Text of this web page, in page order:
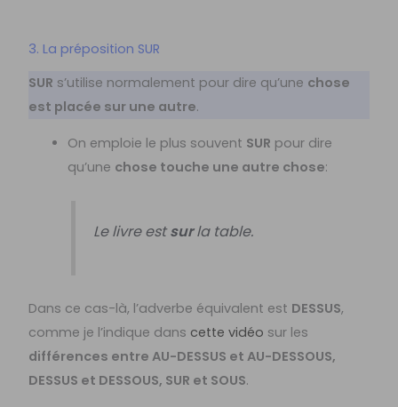
3. La préposition SUR
SUR s’utilise normalement pour dire qu’une chose
est placée sur une autre.
On emploie le plus souvent SUR pour dire
qu’une chose touche une autre chose:
Le livre estsurla table.
Dans ce cas-là, l’adverbe équivalent est DESSUS,
comme je l’indique dans cette vidéo sur les
différences entre AU-DESSUS et AU-DESSOUS,
DESSUS et DESSOUS, SUR et SOUS.